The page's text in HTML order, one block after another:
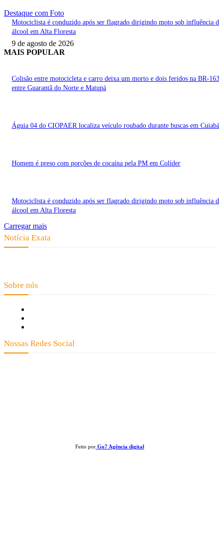
Destaque com Foto
Motociclista é conduzido após ser flagrado dirigindo moto sob influência
álcool em Alta Floresta
9 de agosto de 2026
MAIS POPULAR
Colisão entre motocicleta e carro deixa um morto e dois feridos na BR-163
entre Guarantã do Norte e Matupá
Águia 04 do CIOPAER localiza veículo roubado durante buscas em Cuiabá
Homem é preso com porções de cocaína pela PM em Colíder
Motociclista é conduzido após ser flagrado dirigindo moto sob influência
álcool em Alta Floresta
Carregar mais
Notícia Exata
Sobre nós
Nossas Redes Social
Feito porGo7 Agência digital